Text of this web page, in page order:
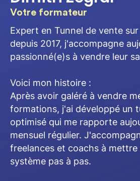
Votre formateur
Expert en Tunnel de vente
depuis 2017, j'accompagne
passionné(e)s à vendre leur
Voici mon histoire :
Après avoir galéré à vendre
formations, j'ai développé un
optimisé qui me rapporte
mensuel régulier.
freelances et coachs à mettre
système pas à pas.